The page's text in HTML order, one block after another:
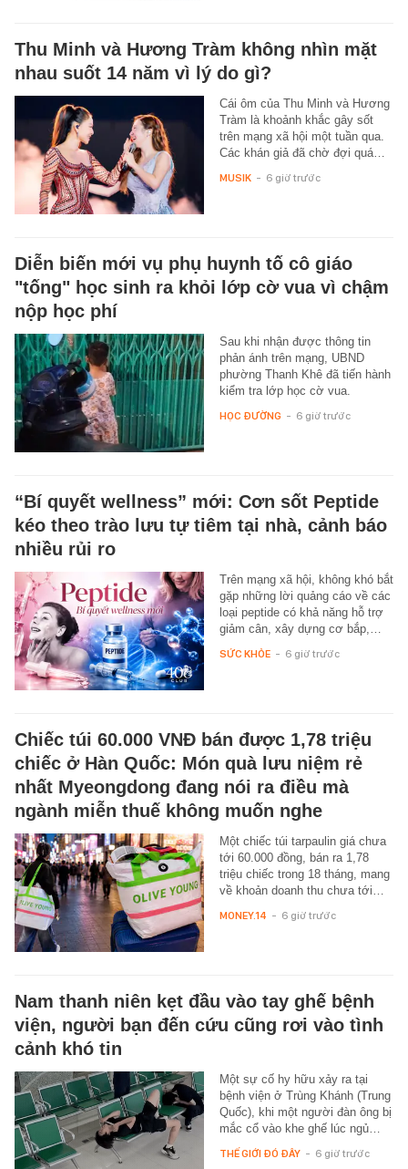
Thu Minh và Hương Tràm không nhìn mặt
nhau suốt 14 năm vì lý do gì?
Cái ôm của Thu Minh và Hương
Tràm là khoảnh khắc gây sốt
trên mạng xã hội một tuần qua.
Các khán giả đã chờ đợi quá…
MUSIK - 6 giờ trước
Diễn biến mới vụ phụ huynh tố cô giáo
"tống" học sinh ra khỏi lớp cờ vua vì chậm
nộp học phí
Sau khi nhận được thông tin
phản ánh trên mạng, UBND
phường Thanh Khê đã tiến hành
kiểm tra lớp học cờ vua.
HỌC ĐƯỜNG - 6 giờ trước
“Bí quyết wellness” mới: Cơn sốt Peptide
kéo theo trào lưu tự tiêm tại nhà, cảnh báo
nhiều rủi ro
Trên mạng xã hội, không khó bắt
gặp những lời quảng cáo về các
loại peptide có khả năng hỗ trợ
giảm cân, xây dựng cơ bắp,…
SỨC KHỎE - 6 giờ trước
Chiếc túi 60.000 VNĐ bán được 1,78 triệu
chiếc ở Hàn Quốc: Món quà lưu niệm rẻ
nhất Myeongdong đang nói ra điều mà
ngành miễn thuế không muốn nghe
Một chiếc túi tarpaulin giá chưa
tới 60.000 đồng, bán ra 1,78
triệu chiếc trong 18 tháng, mang
về khoản doanh thu chưa tới…
MONEY.14 - 6 giờ trước
Nam thanh niên kẹt đầu vào tay ghế bệnh
viện, người bạn đến cứu cũng rơi vào tình
cảnh khó tin
Một sự cố hy hữu xảy ra tại
bệnh viện ở Trùng Khánh (Trung
Quốc), khi một người đàn ông bị
mắc cổ vào khe ghế lúc ngủ…
THẾ GIỚI ĐÓ ĐÂY - 6 giờ trước